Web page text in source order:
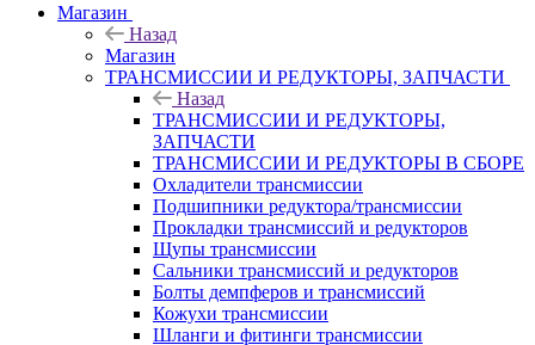
Магазин
Назад
Магазин
ТРАНСМИССИИ И РЕДУКТОРЫ, ЗАПЧАСТИ
Назад
ТРАНСМИССИИ И РЕДУКТОРЫ,
ЗАПЧАСТИ
ТРАНСМИССИИ И РЕДУКТОРЫ В СБОРЕ
Охладители трансмиссии
Подшипники редуктора/трансмиссии
Прокладки трансмиссий и редукторов
Щупы трансмиссии
Сальники трансмиссий и редукторов
Болты демпферов и трансмиссий
Кожухи трансмиссии
Шланги и фитинги трансмиссии